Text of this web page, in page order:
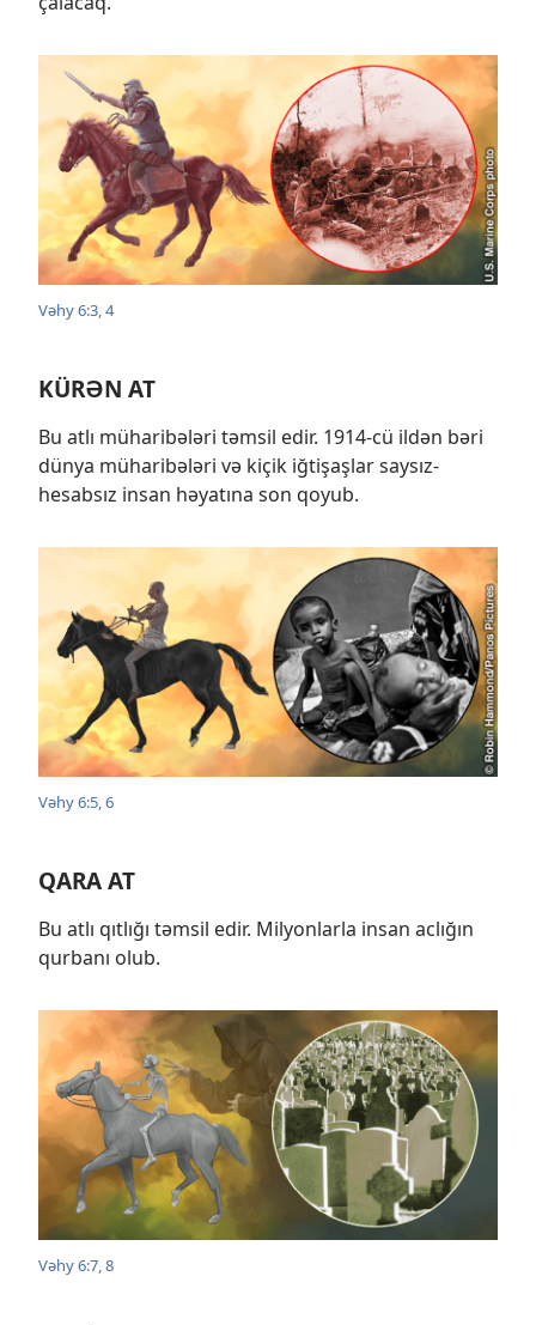
Vəhy 6:3, 4
KÜRƏN AT
Bu atlı müharibələri təmsil edir. 1914-cü ildən bəri
dünya müharibələri və kiçik iğtişaşlar saysız-
hesabsız insan həyatına son qoyub.
Vəhy 6:5, 6
QARA AT
Bu atlı qıtlığı təmsil edir. Milyonlarla insan aclığın
qurbanı olub.
Vəhy 6:7, 8